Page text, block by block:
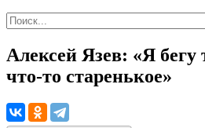
Алексей Язев: «Я бегу
что-то старенькое»